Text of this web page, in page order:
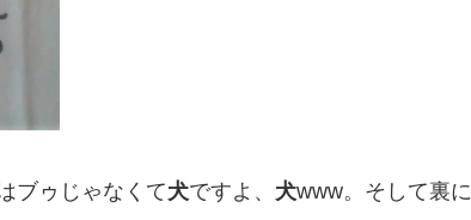
ブゥじゃなくて犬ですよ、 犬www。そして裏に